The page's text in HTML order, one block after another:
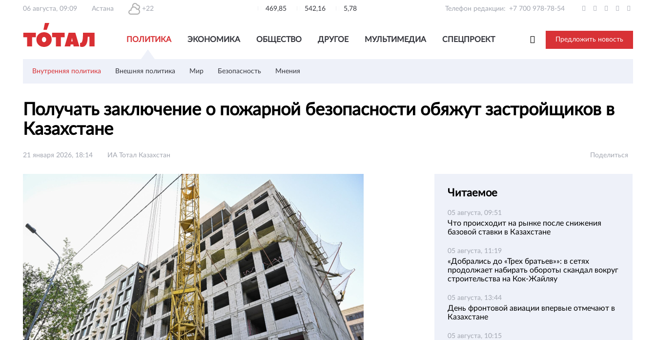
06 августа, 09:09 Астана +22 469,85 542,16 5,78 Телефон редакции: +7 700 978-78-54
ПОЛИТИКА ЭКОНОМИКА ОБЩЕСТВО ДРУГОЕ МУЛЬТИМЕДИА СПЕЦПРОЕКТ Предложить новость
Внутренняя политика Внешняя политика Мир Безопасность Мнения
Получать заключение о пожарной безопасности обяжут застройщиков в
Казахстане
21 января 2026, 18:14 ИА Тотал Казахстан Поделиться
Читаемое
05 августа, 09:51
Что происходит на рынке после снижения
базовой ставки в Казахстане
05 августа, 11:19
«Добрались до «Трех братьев»»: в сетях
продолжает набирать обороты скандал вокруг
строительства на Кок-Жайляу
05 августа, 13:44
День фронтовой авиации впервые отмечают в
Казахстане
05 августа, 10:15